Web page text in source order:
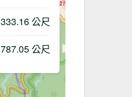
333.16 公尺
787.05 公尺